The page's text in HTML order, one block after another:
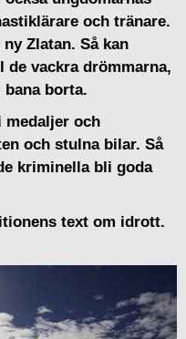
och tränare.
Zlatan. Så kan
vackra drömmarna,
borta.
medaljer och
och stulna bilar. Så
kriminella bli goda
text om idrott.